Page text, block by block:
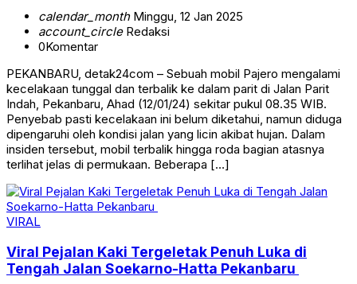
calendar_monthMinggu, 12 Jan 2025
account_circleRedaksi
0Komentar
PEKANBARU, detak24com – Sebuah mobil Pajero mengalami
kecelakaan tunggal dan terbalik ke dalam parit di Jalan Parit
Indah, Pekanbaru, Ahad (12/01/24) sekitar pukul 08.35 WIB.
Penyebab pasti kecelakaan ini belum diketahui, namun diduga
dipengaruhi oleh kondisi jalan yang licin akibat hujan. Dalam
insiden tersebut, mobil terbalik hingga roda bagian atasnya
terlihat jelas di permukaan. Beberapa […]
VIRAL
Viral Pejalan Kaki Tergeletak Penuh Luka di
Tengah Jalan Soekarno-Hatta Pekanbaru